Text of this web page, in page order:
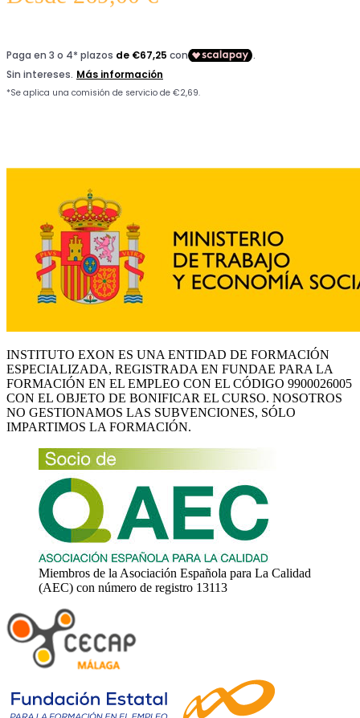
INSTITUTO EXON ES UNA ENTIDAD DE FORMACIÓN
ESPECIALIZADA, REGISTRADA EN FUNDAE PARA LA
FORMACIÓN EN EL EMPLEO CON EL CÓDIGO 9900026005
CON EL OBJETO DE BONIFICAR EL CURSO. NOSOTROS
NO GESTIONAMOS LAS SUBVENCIONES, SÓLO
IMPARTIMOS LA FORMACIÓN.
Miembros de la Asociación Española para La Calidad
(AEC) con número de registro 13113